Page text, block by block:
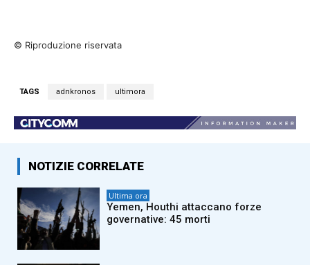
© Riproduzione riservata
TAGS adnkronos ultimora
NOTIZIE CORRELATE
Ultima ora
Yemen, Houthi attaccano forze
governative: 45 morti